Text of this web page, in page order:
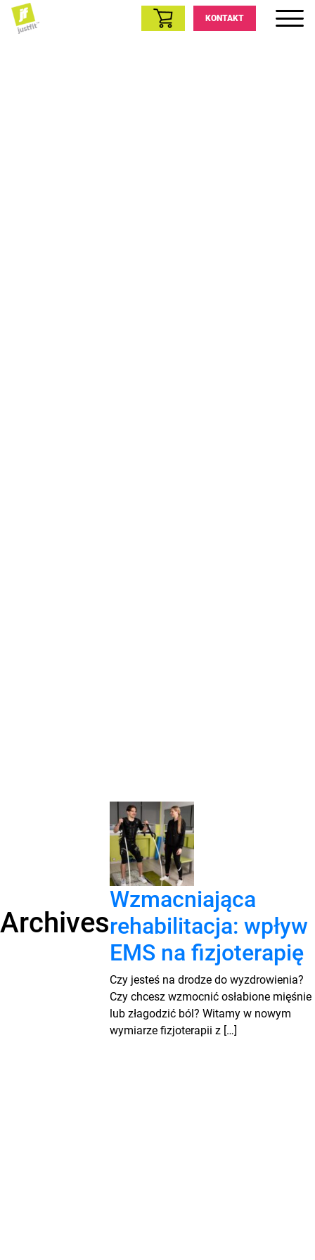
KONTAKT
Archives
Wzmacniająca
rehabilitacja: wpływ
EMS na fizjoterapię
Czy jesteś na drodze do wyzdrowienia?
Czy chcesz wzmocnić osłabione mięśnie
lub złagodzić ból? Witamy w nowym
wymiarze fizjoterapii z […]